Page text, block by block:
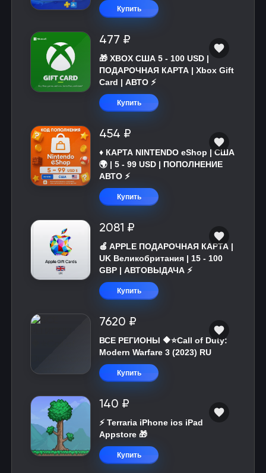
Купить
477 ₽
🎁 XBOX США 5 - 100 USD |
ПОДАРОЧНАЯ КАРТА | Xbox Gift
Card | АВТО ⚡
Купить
454 ₽
♦️ КАРТА NINTENDO eShop | США
🌍 | 5 - 99 USD | ПОПОЛНЕНИЕ
АВТО ⚡
Купить
2081 ₽
🍎 APPLE ПОДАРОЧНАЯ КАРТА |
UK Великобритания | 15 - 100
GBP | АВТОВЫДАЧА ⚡️
Купить
7620 ₽
ВСЕ РЕГИОНЫ 🔶⭐Call of Duty:
Modern Warfare 3 (2023) RU
Купить
140 ₽
⚡️ Terraria iPhone ios iPad
Appstore 🎁
Купить